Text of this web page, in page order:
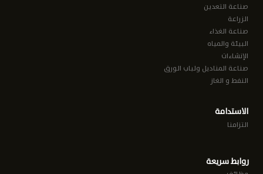
صناعة التعدين
الزراعة
صناعة الغذاء
البيئة والمياه
الإنشاءات
صناعة المناديل ولباب الورق
النفط و الغاز
الاستدامة
التزامنا
روابط سريعة